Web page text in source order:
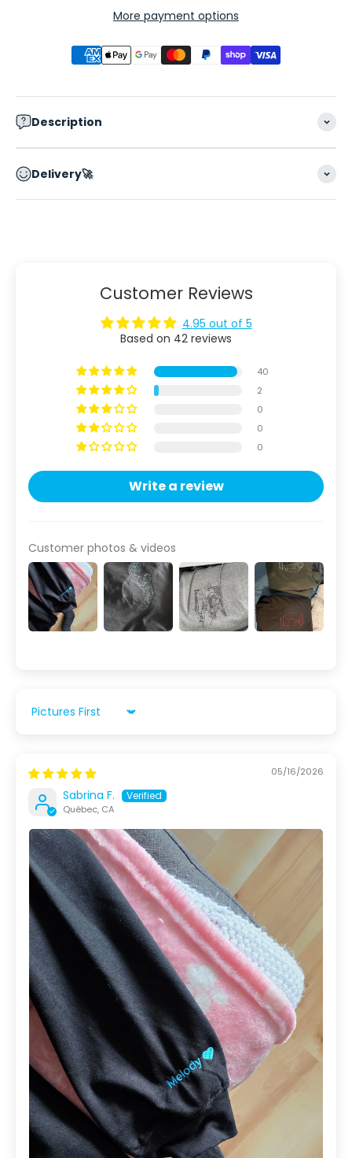
More payment options
Description
Delivery🚀
Customer Reviews
4.95 out of 5
Based on 42 reviews
40
2
0
0
0
Write a review
Customer photos & videos
Sort by
05/16/2026
Sabrina F.
Québec, CA